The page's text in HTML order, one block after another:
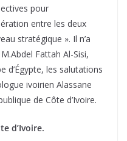
pour
entre les deux
stratégique ». Il n’a
Fattah Al-Sisi,
d’Égypte, les salutations
ivoirien Alassane
de Côte d’Ivoire.
d’Ivoire.